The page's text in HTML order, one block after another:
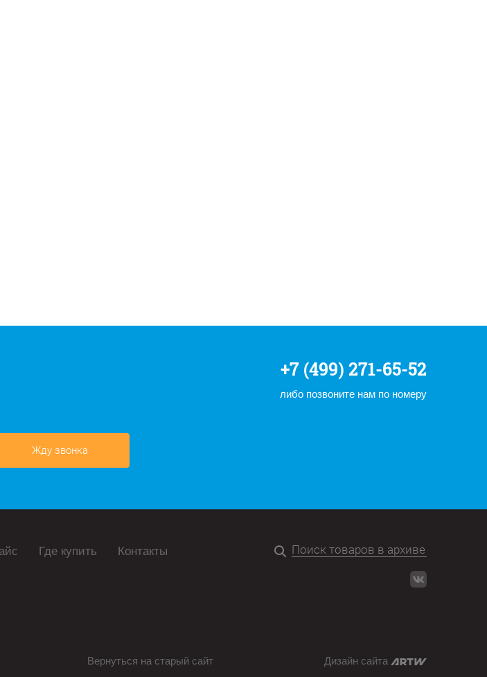
+7 (499) 271-65-52
либо позвоните нам по номеру
Жду звонка
Где купить Контакты
Вернуться на старый сайт Дизайн сайта